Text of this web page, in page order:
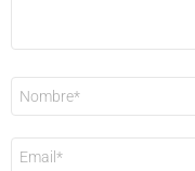
electrónico